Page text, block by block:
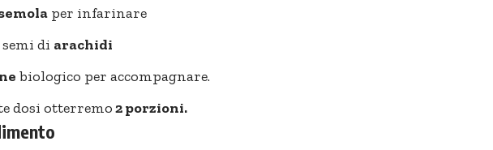
per infarinare
di arachidi
biologico per accompagnare.
dosi otterremo2 porzioni.